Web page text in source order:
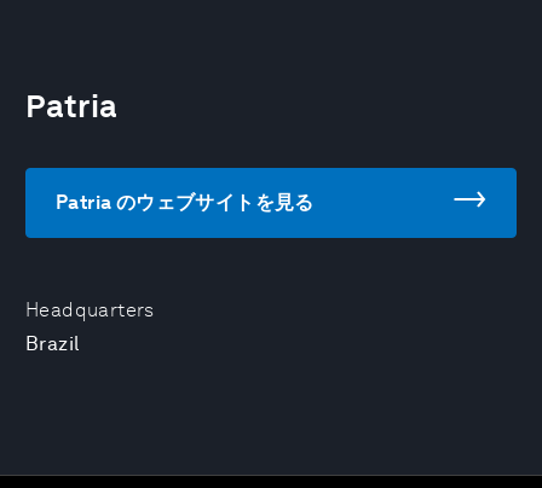
Headquarters
Brazil
Patria
Patria のウェブサイトを見る